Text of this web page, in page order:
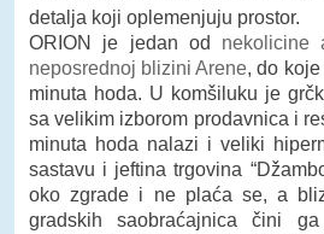
detalja koji oplemenjuju prostor.
ORION je jedan od nekolicine
neposrednoj blizini Arene, do
minuta hoda. U komšiluku je
sa velikim izborom prodavnica i
minuta hoda nalazi i veliki
sastavu i jeftina trgovina
oko zgrade i ne plaća se, a
gradskih saobraćajnica čini